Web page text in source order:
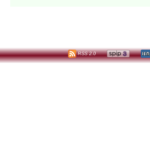
RSS 2.0